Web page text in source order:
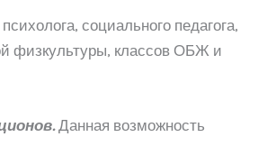
социального педагога,
физкультуры, классов ОБЖ и
Данная возможность